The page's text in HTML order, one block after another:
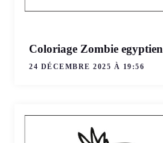
Coloriage Zombie egyptien
24 DÉCEMBRE 2025 À 19:56